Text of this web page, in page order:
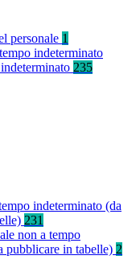
personale 1
indeterminato
235
indeterminato (da
231
non a tempo
pubblicare in tabelle) 2